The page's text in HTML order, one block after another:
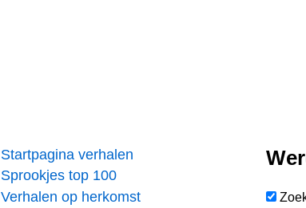
Startpagina verhalen
Sprookjes top 100
Verhalen op herkomst